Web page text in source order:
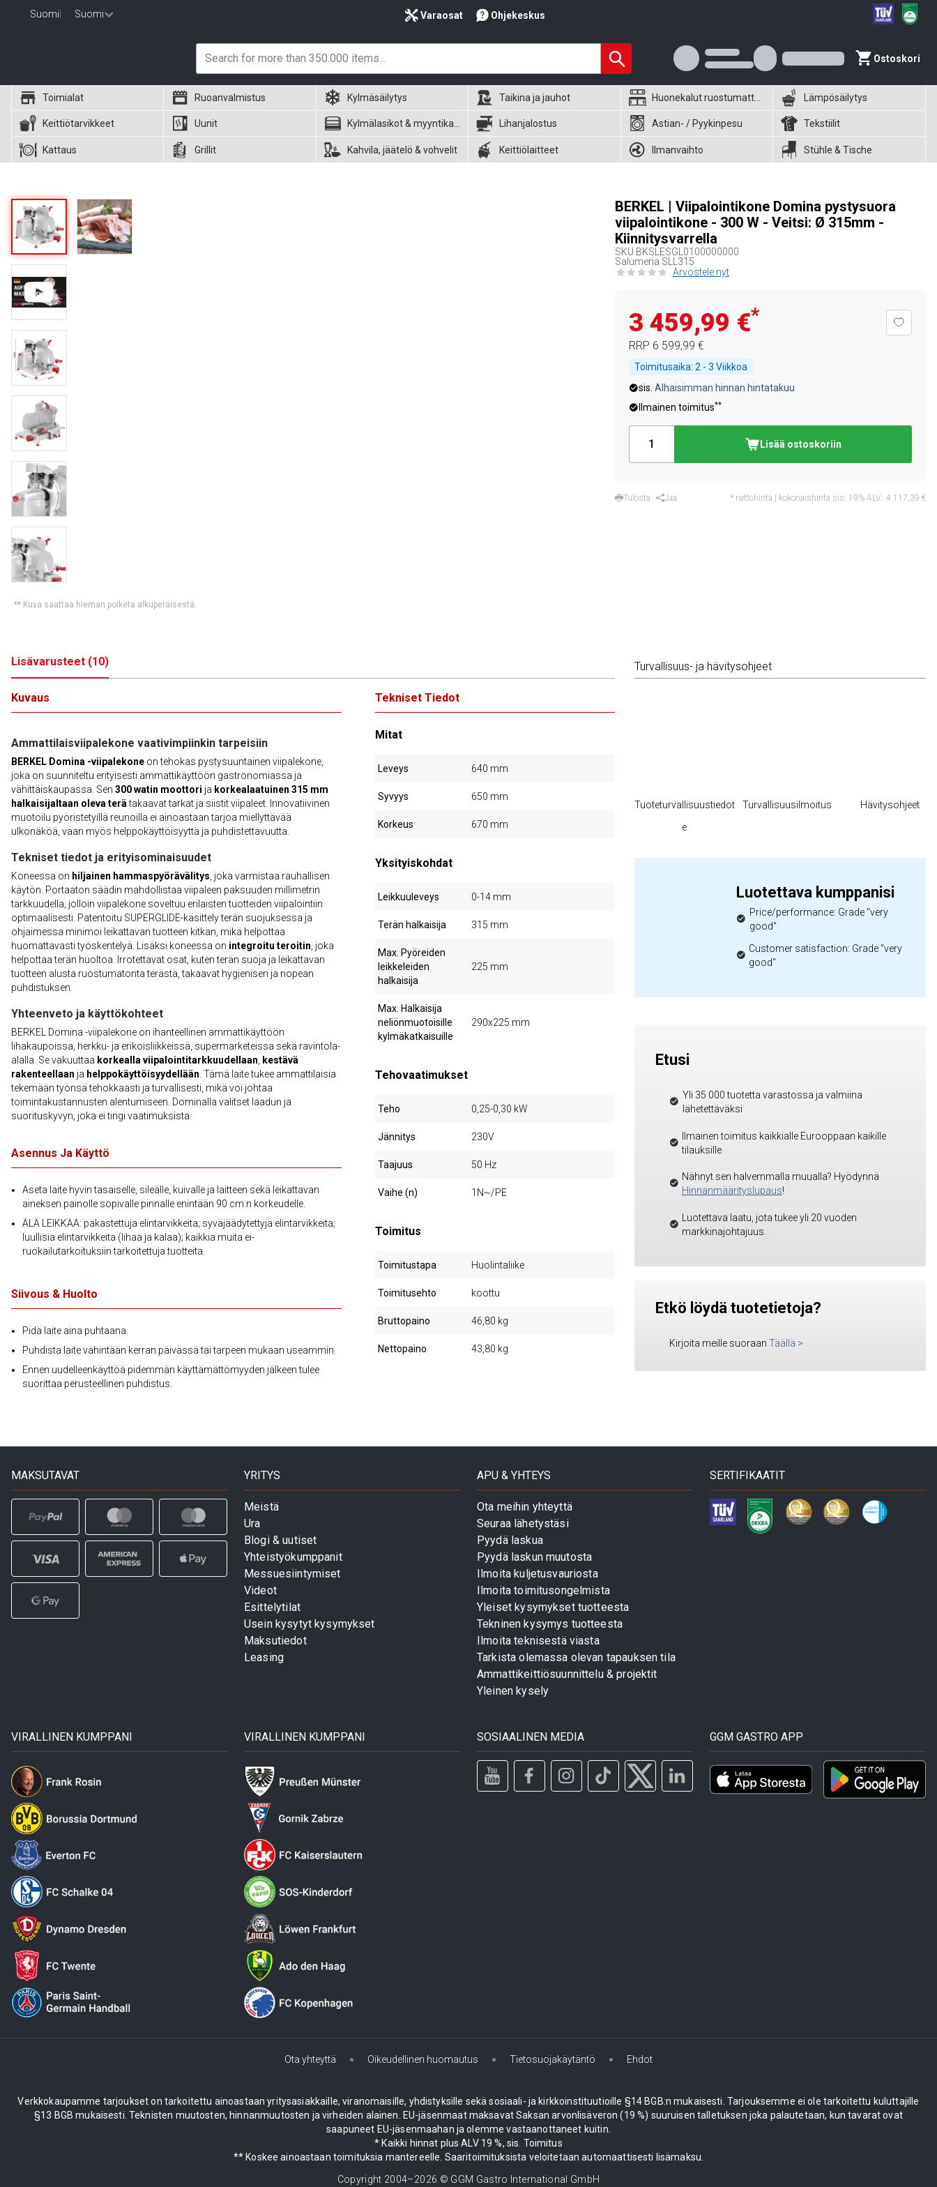
Suomi Suomi Varaosat Ohjekeskus
Ostoskori
Toimialat Ruoanvalmistus Kylmäsäilytys Taikina ja jauhot Huonekalut ruostumattomasta teräksestä Lämpösäilytys
Keittiötarvikkeet Uunit Lihanjalostus Astian- / Pyykinpesu Tekstiilit
Kattaus Grillit Kahvila, jäätelö & vohvelit Keittiölaitteet Ilmanvaihto Stühle & Tische
** Kuva saattaa hieman poiketa alkuperäisestä.
BERKEL | Viipalointikone Domina pystysuora
viipalointikone - 300 W - Veitsi: Ø 315mm -
Kiinnitysvarrella
SKU BKSLESGL0100000000
Salumeria SLL315
Arvostele nyt
3 459,99 €*
RRP 6 599,99 €
Toimitusaika: 2 - 3 Viikkoa
sis. Alhaisimman hinnan hintatakuu
Ilmainen toimitus**
Lisää ostoskoriin
Tulosta Jaa * nettohinta | kokonaishinta sis. 19% ALV.: 4 117,39 €
Lisävarusteet (10)
Kuvaus
Ammattilaisviipalekone vaativimpiinkin tarpeisiin
BERKEL Domina -viipalekone on tehokas pystysuuntainen viipalekone,
joka on suunniteltu erityisesti ammattikäyttöön gastronomiassa ja
vähittäiskaupassa. Sen 300 watin moottori ja korkealaatuinen 315 mm
halkaisijaltaan oleva terätakaavat tarkat ja siistit viipaleet. Innovatiivinen
muotoilu pyöristetyillä reunoilla ei ainoastaan tarjoa miellyttävää
ulkonäköä, vaan myös helppokäyttöisyyttä ja puhdistettavuutta.
Tekniset tiedot ja erityisominaisuudet
Koneessa on hiljainen hammaspyörävälitys , joka varmistaa rauhallisen
käytön. Portaaton säädin mahdollistaa viipaleen paksuuden millimetrin
tarkkuudella, jolloin viipalekone soveltuu erilaisten tuotteiden viipalointiin
optimaalisesti. Patentoitu SUPERGLIDE-käsittely terän suojuksessa ja
ohjaimessa minimoi leikattavan tuotteen kitkan, mikä helpottaa
huomattavasti työskentelyä. Lisäksi koneessa on integroitu teroitin , joka
helpottaa terän huoltoa. Irrotettavat osat, kuten terän suoja ja leikattavan
tuotteen alusta ruostumatonta terästä, takaavat hygienisen ja nopean
puhdistuksen.
Yhteenveto ja käyttökohteet
BERKEL Domina -viipalekone on ihanteellinen ammattikäyttöön
lihakaupoissa, herkku- ja erikoisliikkeissä, supermarketeissa sekä ravintola-
alalla. Se vakuuttaa korkealla viipalointitarkkuudellaan
kestävä
rakenteellaan ja helppokäyttöisyydellään . Tämä laite tukee ammattilaisia
tekemään työnsä tehokkaasti ja turvallisesti, mikä voi johtaa
toimintakustannusten alentumiseen. Dominalla valitset laadun ja
suorituskyvyn, joka ei tingi vaatimuksista.
Asennus Ja Käyttö
Aseta laite hyvin tasaiselle, sileälle, kuivalle ja laitteen sekä leikattavan
aineksen painolle sopivalle pinnalle enintään 90 cm:n korkeudelle.
ÄLÄ LEIKKAA: pakastettuja elintarvikkeita; syväjäädytettyjä elintarvikkeita;
luullisia elintarvikkeita (lihaa ja kalaa); kaikkia muita ei-
ruokailutarkoituksiin tarkoitettuja tuotteita.
Siivous & Huolto
Pidä laite aina puhtaana.
Puhdista laite vähintään kerran päivässä tai tarpeen mukaan useammin.
Ennen uudelleenkäyttöä pidemmän käyttämättömyyden jälkeen tulee
suorittaa perusteellinen puhdistus.
Tekniset Tiedot
Mitat
Leveys 640 mm
Syvyys 650 mm
Korkeus 670 mm
Yksityiskohdat
Leikkuuleveys 0-14 mm
Terän halkaisija 315 mm
Max. Pyöreiden
leikkeleiden
halkaisija
225 mm
Max. Halkaisija
neliönmuotoisille
kylmäkatkaisuille
290x225 mm
Tehovaatimukset
Teho 0,25-0,30 kW
Jännitys 230V
Taajuus 50 Hz
Vaihe (n) 1N~/PE
Toimitus
Toimitustapa Huolintaliike
Toimitusehto koottu
Bruttopaino 46,80 kg
Nettopaino 43,80 kg
Turvallisuus- ja hävitysohjeet
Tuoteturvallisuustiedot
e
Turvallisuusilmoitus Hävitysohjeet
Luotettava kumppanisi
Price/performance: Grade "very
good"
Customer satisfaction: Grade "very
good"
Etusi
Yli 35 000 tuotetta varastossa ja valmiina
lähetettäväksi
Ilmainen toimitus kaikkialle Eurooppaan kaikille
tilauksille
Nähnyt sen halvemmalla muualla? Hyödynnä
Hinnanmäärityslupaus!
Luotettava laatu, jota tukee yli 20 vuoden
markkinajohtajuus.
Etkö löydä tuotetietoja?
Kirjoita meille suoraan Täällä >
MAKSUTAVAT YRITYS
Meistä
Ura
Blogi & uutiset
Yhteistyökumppanit
Messuesiintymiset
Videot
Esittelytilat
Usein kysytyt kysymykset
Maksutiedot
Leasing
APU & YHTEYS
Ota meihin yhteyttä
Seuraa lähetystäsi
Pyydä laskua
Pyydä laskun muutosta
Ilmoita kuljetusvauriosta
Ilmoita toimitusongelmista
Yleiset kysymykset tuotteesta
Tekninen kysymys tuotteesta
Ilmoita teknisestä viasta
Tarkista olemassa olevan tapauksen tila
Ammattikeittiösuunnittelu & projektit
Yleinen kysely
SERTIFIKAATIT
VIRALLINEN KUMPPANI VIRALLINEN KUMPPANI SOSIAALINEN MEDIA GGM GASTRO APP
Ota yhteyttä Oikeudellinen huomautus Tietosuojakäytäntö Ehdot
Verkkokaupamme tarjoukset on tarkoitettu ainoastaan yritysasiakkaille, viranomaisille, yhdistyksille sekä sosiaali- ja kirkkoinstituutioille §14 BGB:n mukaisesti. Tarjouksemme ei ole tarkoitettu kuluttajille
§13 BGB mukaisesti. Teknisten muutosten, hinnanmuutosten ja virheiden alainen. EU-jäsenmaat maksavat Saksan arvonlisäveron (19 %) suuruisen talletuksen joka palautetaan, kun tavarat ovat
saapuneet EU-jäsenmaahan ja olemme vastaanottaneet kuitin.
* Kaikki hinnat plus ALV 19 %, sis. Toimitus
** Koskee ainoastaan toimituksia mantereelle. Saaritoimituksista veloitetaan automaattisesti lisämaksu.
Copyright 2004–2026 © GGM Gastro International GmbH